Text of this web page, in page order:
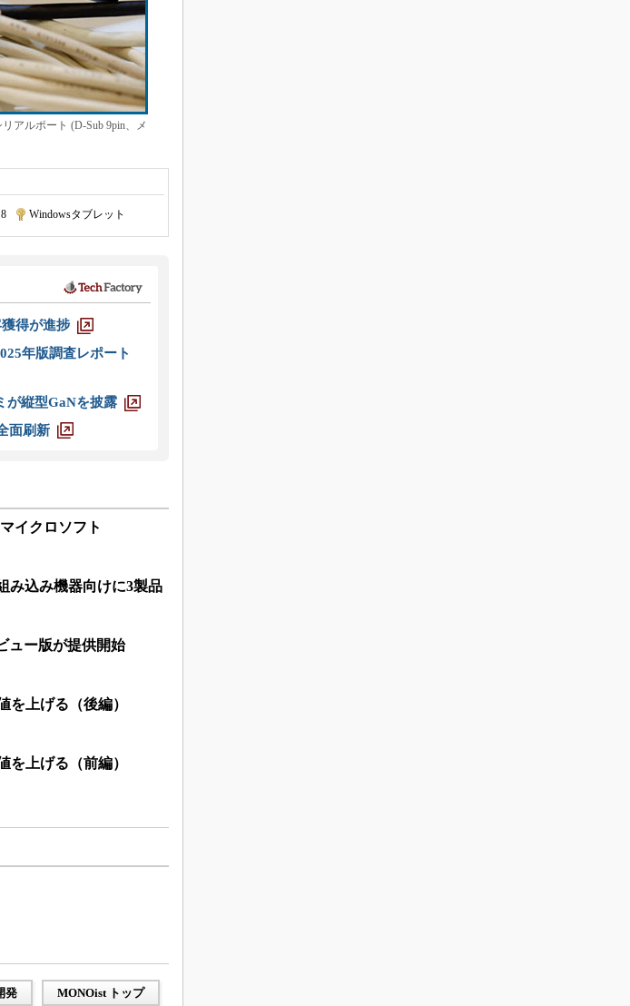
アルポート (D-Sub 9pin、メ
Windowsタブレット
得が進捗
年版調査レポート
が縦型GaNを披露
面刷新
イクロソフト
み込み機器向けに3製品
ュー版が提供開始
を上げる（後編）
を上げる（前編）
発 MONOist トップ